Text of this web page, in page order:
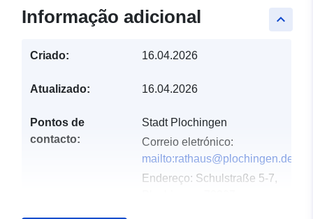
keyboard_arrow_up
Informação adicional
Criado: 16.04.2026
Atualizado: 16.04.2026
Pontos de
contacto:
Stadt Plochingen
Correio eletrónico:
mailto:rathaus@plochingen.de
Endereço: Schulstraße 5-7,